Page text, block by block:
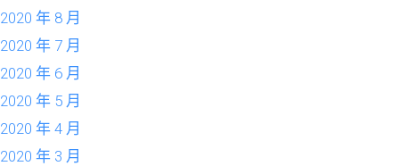
2020 年 8 月
2020 年 7 月
2020 年 6 月
2020 年 5 月
2020 年 4 月
2020 年 3 月